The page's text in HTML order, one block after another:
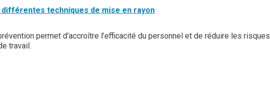
techniques de mise en rayon
permet d’accroître l’efficacité du personnel et de réduire les risques
travail.